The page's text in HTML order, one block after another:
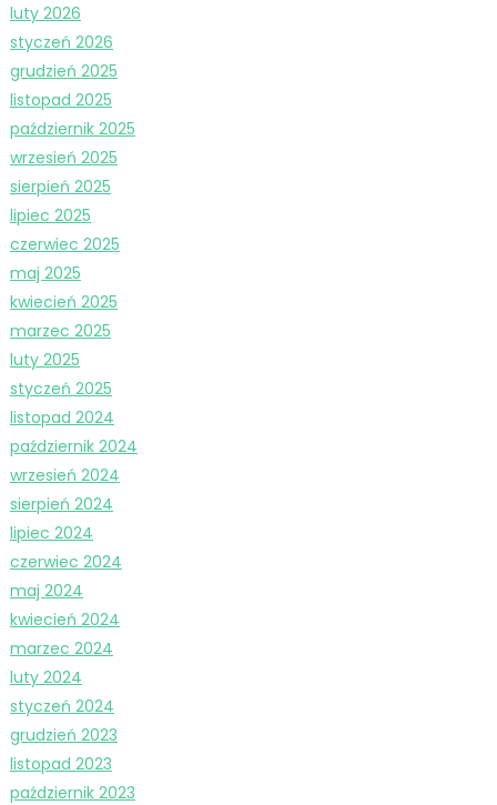
luty 2026
styczeń 2026
grudzień 2025
listopad 2025
październik 2025
wrzesień 2025
sierpień 2025
lipiec 2025
czerwiec 2025
maj 2025
kwiecień 2025
marzec 2025
luty 2025
styczeń 2025
listopad 2024
październik 2024
wrzesień 2024
sierpień 2024
lipiec 2024
czerwiec 2024
maj 2024
kwiecień 2024
marzec 2024
luty 2024
styczeń 2024
grudzień 2023
listopad 2023
październik 2023